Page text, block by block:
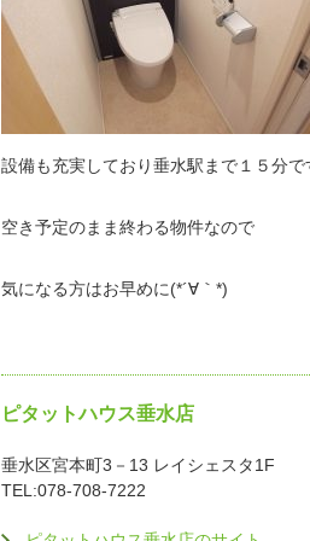
設備も充実しており垂水駅まで１５分で
空き予定のまま終わる物件なので
気になる方はお早めに(*´∀｀*)
ピタットハウス垂水店
垂水区宮本町3－13 レイシェスタ1F
TEL:078-708-7222